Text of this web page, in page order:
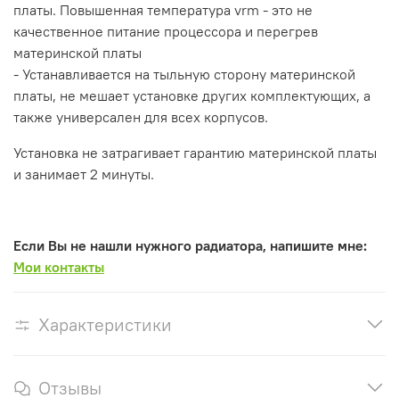
платы. Повышенная температура vrm - это не
качественное питание процессора и перегрев
материнской платы
- Устанавливается на тыльную сторону материнской
платы, не мешает установке других комплектующих, а
также универсален для всех корпусов.
Установка не затрагивает гарантию материнской платы
и занимает 2 минуты.
Если Вы не нашли нужного радиатора, напишите мне:
Мои контакты
Характеристики
Отзывы